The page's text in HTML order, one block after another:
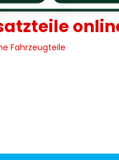
Fahrzeugteile